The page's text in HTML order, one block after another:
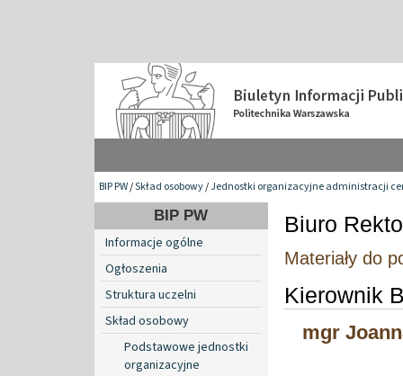
BIP PW/Skład osobowy/Jednostki organizacyjne administracji
BIP PW
Informacje ogólne
Ogłoszenia
Struktura uczelni
Skład osobowy
Podstawowe jednostki
organizacyjne
Biuro
Materiały do
Kierownik
mgr